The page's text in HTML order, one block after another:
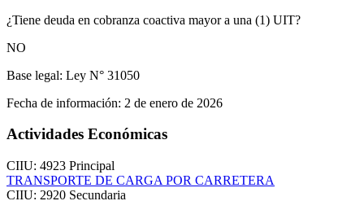
¿Tiene deuda en cobranza coactiva mayor a una (1) UIT?
NO
Base legal: Ley N° 31050
Fecha de información: 2 de enero de 2026
Actividades Económicas
CIIU: 4923 Principal
TRANSPORTE DE CARGA POR CARRETERA
CIIU: 2920 Secundaria